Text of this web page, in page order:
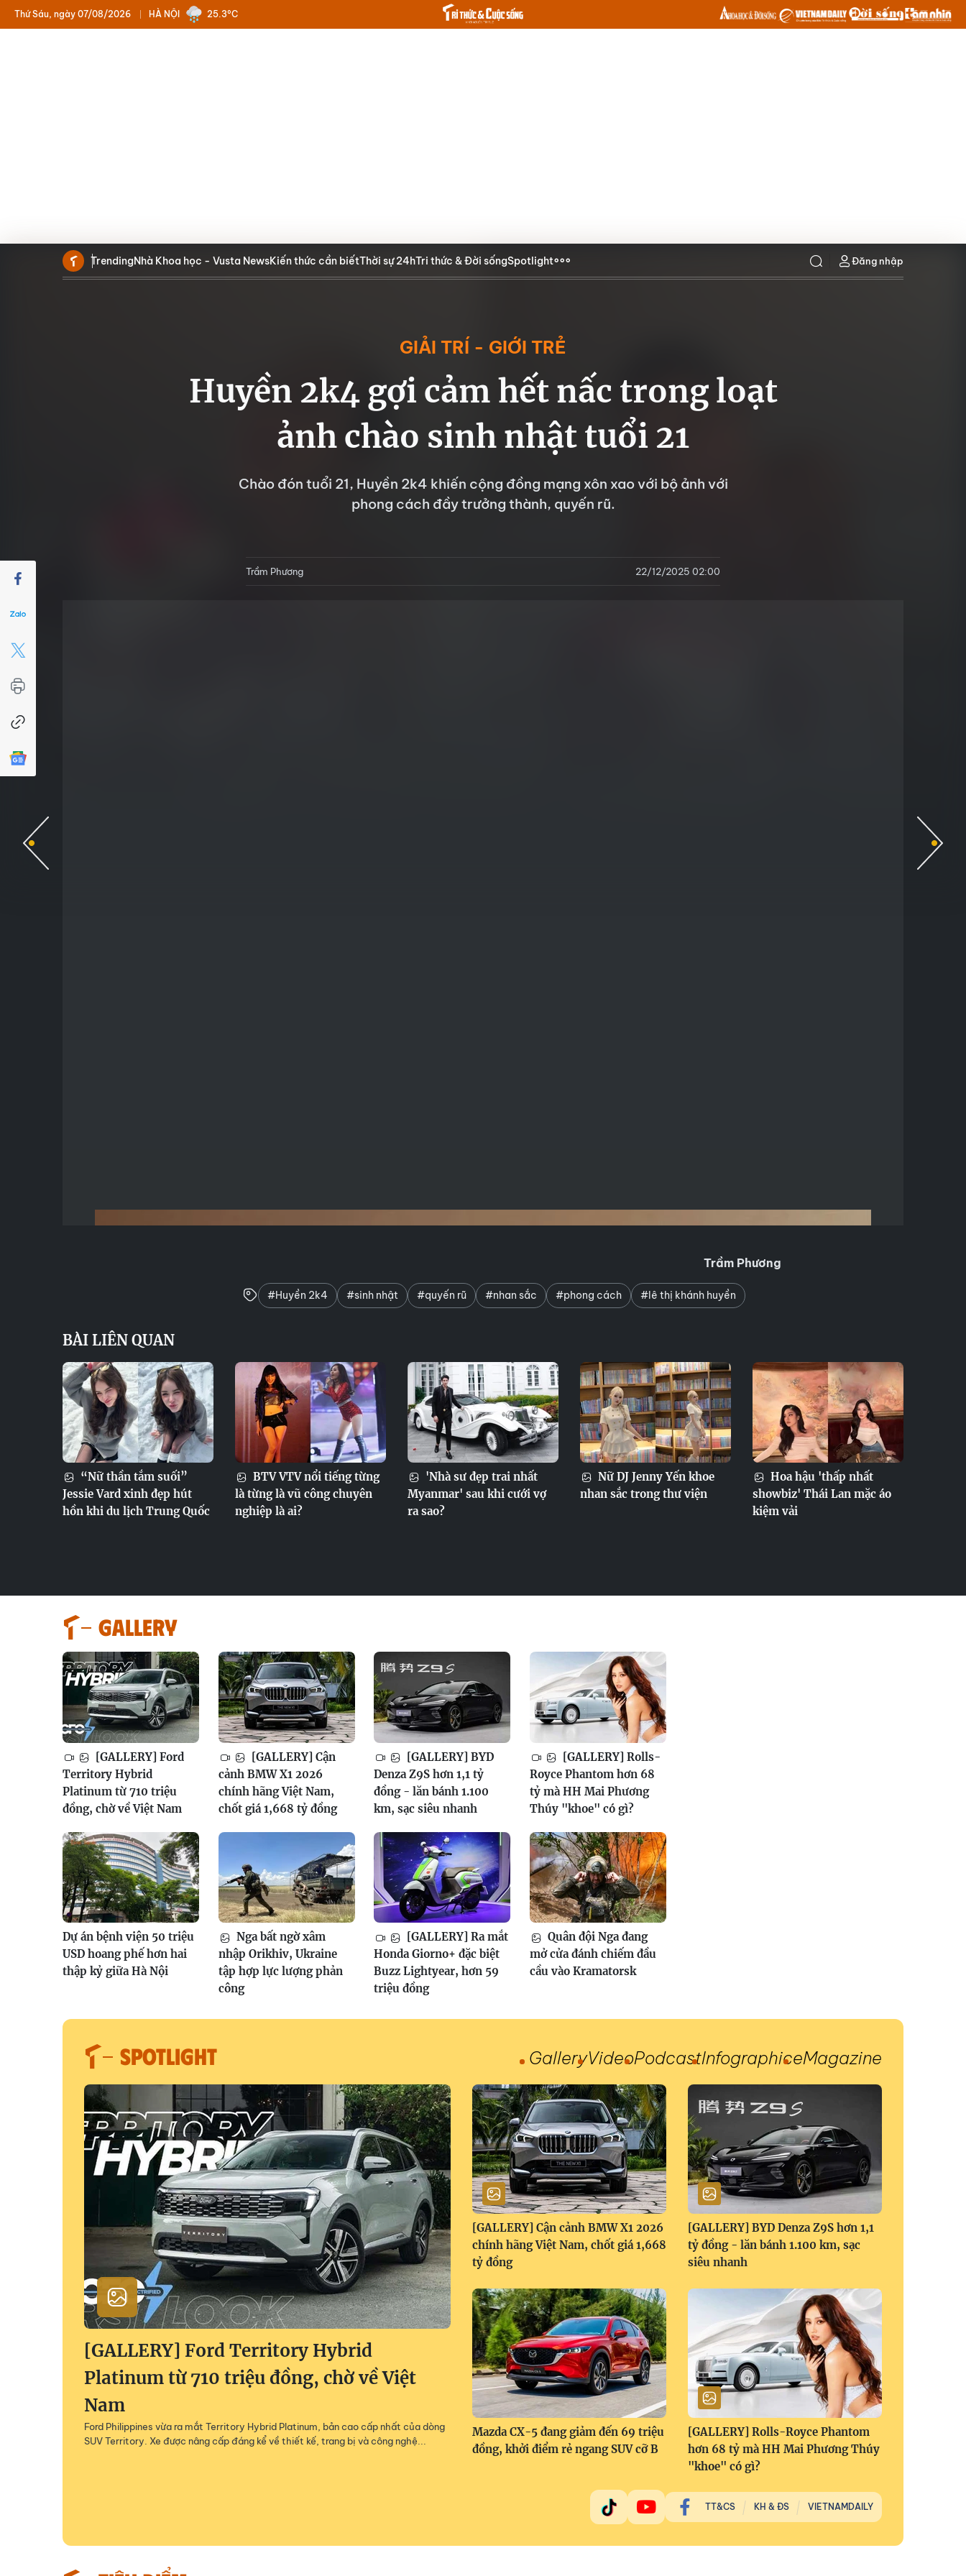
HÀ NỘI
Thứ Sáu, ngày 07/08/2026 25.3°C
TrendingNhà Khoa học - Vusta NewsKiến thức cần biếtThời sự 24hTri thức & Đời sốngSpotlight Đăng nhập
GIẢI TRÍ - GIỚI TRẺ
Huyền 2k4 gợi cảm hết nấc trong loạt
ảnh chào sinh nhật tuổi 21
Chào đón tuổi 21, Huyền 2k4 khiến cộng đồng mạng xôn xao với bộ ảnh với
phong cách đầy trưởng thành, quyến rũ.
Trầm Phương 22/12/2025 02:00
Trầm Phương
#Huyền 2k4 #sinh nhật #quyến rũ #nhan sắc #phong cách #lê thị khánh huyền
BÀI LIÊN QUAN
“Nữ thần tắm suối”
Jessie Vard xinh đẹp hút
hồn khi du lịch Trung Quốc
BTV VTV nổi tiếng từng
là từng là vũ công chuyên
nghiệp là ai?
'Nhà sư đẹp trai nhất
Myanmar' sau khi cưới vợ
ra sao?
Nữ DJ Jenny Yến khoe
nhan sắc trong thư viện
Hoa hậu 'thấp nhất
showbiz' Thái Lan mặc áo
kiệm vải
GALLERY
[GALLERY] Ford
Territory Hybrid
Platinum từ 710 triệu
đồng, chờ về Việt Nam
[GALLERY] Cận
cảnh BMW X1 2026
chính hãng Việt Nam,
chốt giá 1,668 tỷ đồng
[GALLERY] BYD
Denza Z9S hơn 1,1 tỷ
đồng - lăn bánh 1.100
km, sạc siêu nhanh
[GALLERY] Rolls-
Royce Phantom hơn 68
tỷ mà HH Mai Phương
Thúy "khoe" có gì?
Dự án bệnh viện 50 triệu
USD hoang phế hơn hai
thập kỷ giữa Hà Nội
Nga bất ngờ xâm
nhập Orikhiv, Ukraine
tập hợp lực lượng phản
công
[GALLERY] Ra mắt
Honda Giorno+ đặc biệt
Buzz Lightyear, hơn 59
triệu đồng
Quân đội Nga đang
mở cửa đánh chiếm đầu
cầu vào Kramatorsk
SPOTLIGHT GalleryVideoPodcastInfographiceMagazine
[GALLERY] Ford Territory Hybrid
Platinum từ 710 triệu đồng, chờ về Việt
Nam
Ford Philippines vừa ra mắt Territory Hybrid Platinum, bản cao cấp nhất của dòng
SUV Territory. Xe được nâng cấp đáng kể về thiết kế, trang bị và công nghệ...
[GALLERY] Cận cảnh BMW X1 2026
chính hãng Việt Nam, chốt giá 1,668
tỷ đồng
[GALLERY] BYD Denza Z9S hơn 1,1
tỷ đồng - lăn bánh 1.100 km, sạc
siêu nhanh
Mazda CX-5 đang giảm đến 69 triệu
đồng, khởi điểm rẻ ngang SUV cỡ B
[GALLERY] Rolls-Royce Phantom
hơn 68 tỷ mà HH Mai Phương Thúy
"khoe" có gì?
TT&CS KH & ĐS VIETNAMDAILY